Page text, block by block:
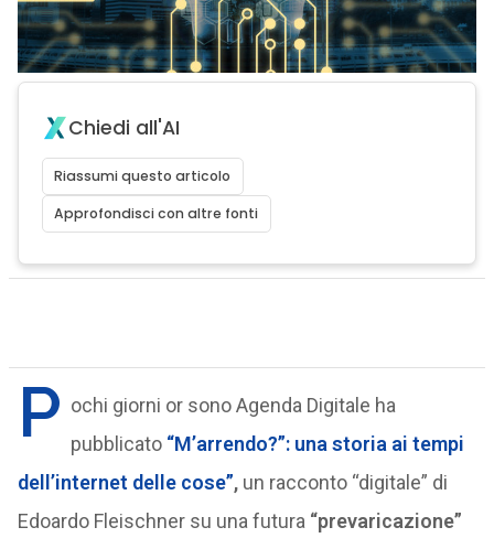
Chiedi all'AI
Riassumi questo articolo
Approfondisci con altre fonti
P ochi giorni or sono Agenda Digitale ha
pubblicato “M’arrendo?”: una storia ai tempi
dell’internet delle cose”, un racconto “digitale” di
Edoardo Fleischner su una futura “prevaricazione”